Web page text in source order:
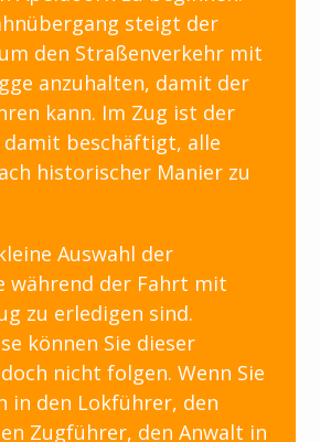
steigt der
den Straßenverkehr mit
anzuhalten, damit der
kann. Im Zug ist der
beschäftigt, alle
historischer Manier zu
Auswahl der
während der Fahrt mit
zu erledigen sind.
können Sie dieser
nicht folgen. Wenn Sie
in den Lokführer, den
Zugführer, den Anwalt in